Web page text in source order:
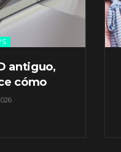
antiguo,
cómo